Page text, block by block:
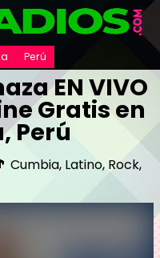
Perú
EN VIVO
Gratis en
Perú
Cumbia, Latino, Rock,